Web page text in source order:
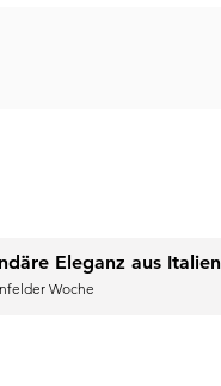
Eleganz aus Italien
Woche